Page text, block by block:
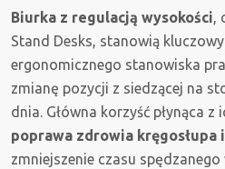
Biurka z regulacją wysokości,
Stand Desks, stanowią
ergonomicznego stanowiska
zmianę pozycji z siedzącej na
dnia. Główna korzyść płynąca
poprawa zdrowia kręgosłupa
zmniejszenie czasu